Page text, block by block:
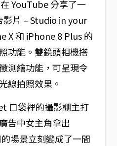
YouTube 分享了一
影片 – Studio in your
X 和 iPhone 8 Plus 的
功能。雙鏡頭相機搭
測繪功能，可呈現令
線拍照效果。
口袋裡的攝影棚主打
告中女主角拿出
場景立刻變成了一間